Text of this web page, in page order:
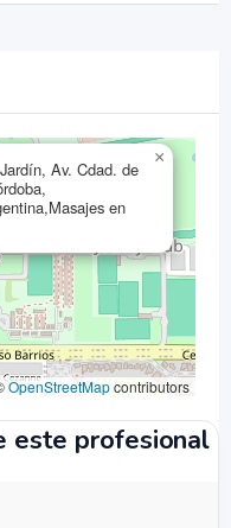
Av. Cdad. de
en
×
OpenStreetMapcontributors
este profesional